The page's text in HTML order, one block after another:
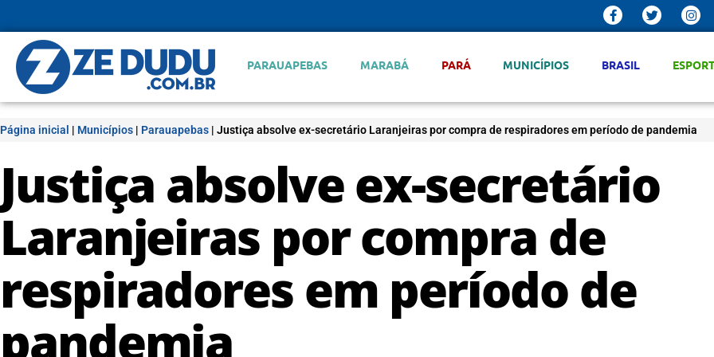
PARAUAPEBAS MARABÁ PARÁ MUNICÍPIOS BRASIL
Página inicial | Municípios | Parauapebas | Justiça absolve ex-secretário Laranjeiras por compra de respiradores em período de pandemia
Justiça absolve ex-secretário
Laranjeiras por compra de
respiradores em período de
pandemia